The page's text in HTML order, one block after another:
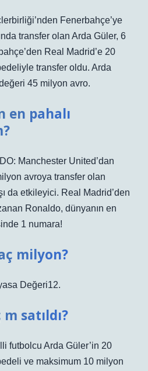
Fenerbahçe’ye
transfer olan Arda Güler, 6
Real Madrid’e 20
transfer oldu. Arda
45 milyon avro.
en pahalı
Manchester United’dan
avroya transfer olan
da etkileyici. Real Madrid’den
Ronaldo, dünyanın en
1 numara!
milyon?
Değeri12.
satıldı?
futbolcu Arda Güler’in 20
ve maksimum 10 milyon